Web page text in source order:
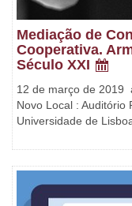
Mediação de
Cooperativa.
Século XXI
12 de março de 2019
Novo Local : Auditório
Universidade de